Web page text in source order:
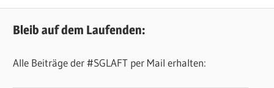
Bleib auf dem Laufenden:
Alle Beiträge der #SGLAFT per Mail erhalten: